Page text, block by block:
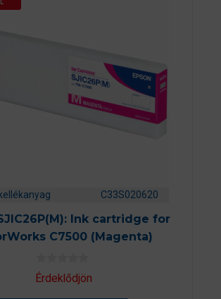
C33S020620
Ink cartridge for
C7500 (Magenta)
0
a
Érdeklődjön